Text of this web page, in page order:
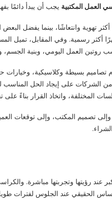
العمل المكتبية يجب أن يبدأ دائمًا
وانتعاشًا، بينما يفضل البعض
رسمية. وفي المقابل، تميل
العمل اليومي، وبنية الجسم،
تصاميم بسيطة وكلاسيكية، وخيارات
من الشركات على إيجاد الحل
المختلفة، واتخاذ القرار بناءً على
تصميم المكتب، وإلى توقعات
رؤيتها وتجربتها مباشرة.
الحقيقي عند الجلوس لفترات